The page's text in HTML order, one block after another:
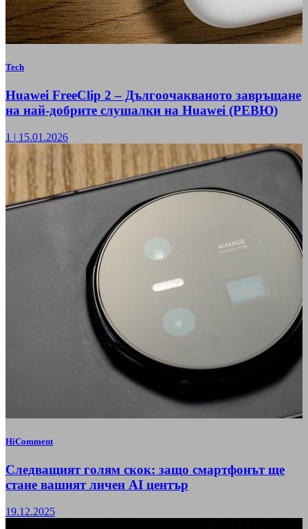
Tech
Huawei FreeClip 2 – Дългоочакваното завръщане
на най-добрите слушалки на Huawei (РЕВЮ)
1 | 15.01.2026
HiComment
Следващият голям скок: защо смартфонът ще
стане вашият личен AI център
19.12.2025